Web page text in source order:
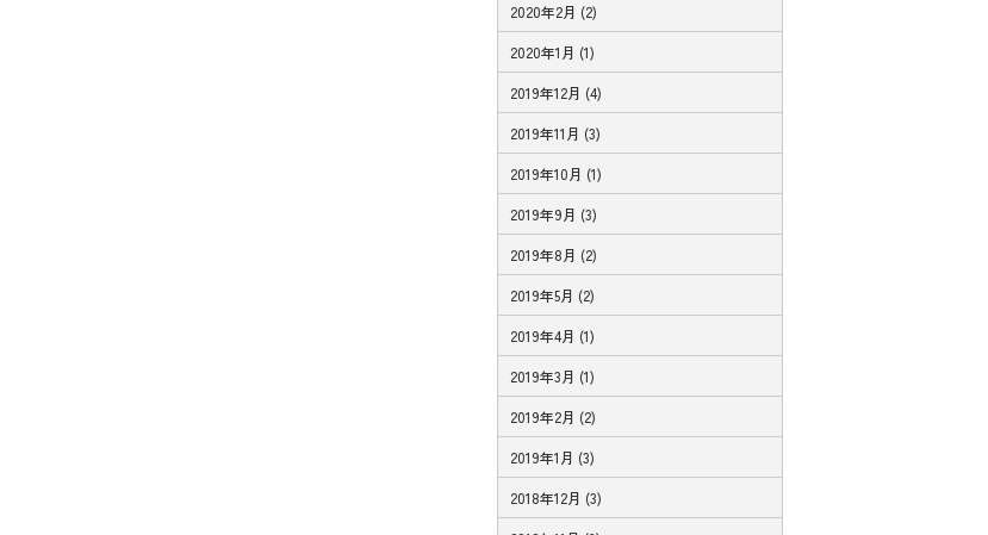
2020年2月 (2)
2020年1月 (1)
2019年12月 (4)
2019年11月 (3)
2019年10月 (1)
2019年9月 (3)
2019年8月 (2)
2019年5月 (2)
2019年4月 (1)
2019年3月 (1)
2019年2月 (2)
2019年1月 (3)
2018年12月 (3)